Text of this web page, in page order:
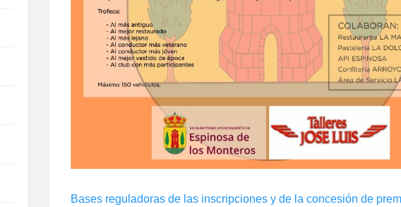
Bases reguladoras de las inscripciones y de la concesión de